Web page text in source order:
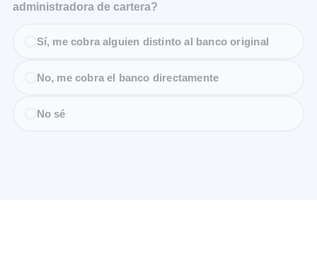
administradora de cartera?
Sí, me cobra alguien distinto al banco original
No, me cobra el banco directamente
No sé